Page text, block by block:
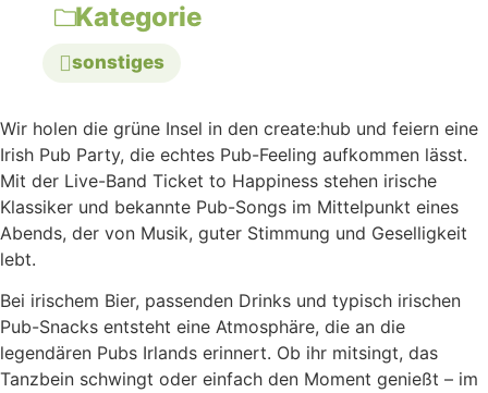
Kategorie
sonstiges
Wir holen die grüne Insel in den create:hub und feiern eine
Irish Pub Party, die echtes Pub-Feeling aufkommen lässt.
Mit der Live-Band Ticket to Happiness stehen irische
Klassiker und bekannte Pub-Songs im Mittelpunkt eines
Abends, der von Musik, guter Stimmung und Geselligkeit
lebt.
Bei irischem Bier, passenden Drinks und typisch irischen
Pub-Snacks entsteht eine Atmosphäre, die an die
legendären Pubs Irlands erinnert. Ob ihr mitsingt, das
Tanzbein schwingt oder einfach den Moment genießt – im